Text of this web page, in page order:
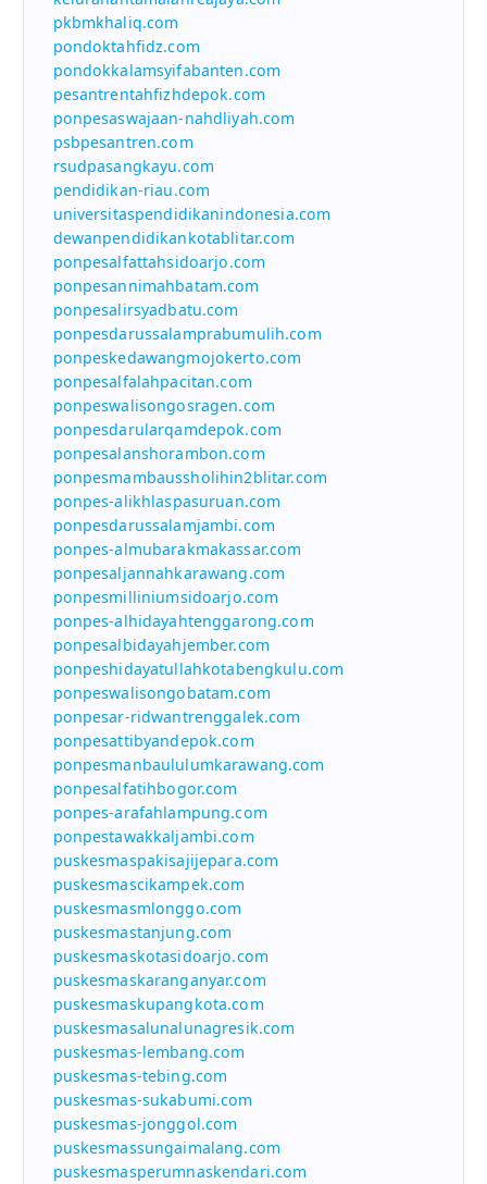
pkbmkhaliq.com
pondoktahfidz.com
pondokkalamsyifabanten.com
pesantrentahfizhdepok.com
ponpesaswajaan-nahdliyah.com
psbpesantren.com
rsudpasangkayu.com
pendidikan-riau.com
universitaspendidikanindonesia.com
dewanpendidikankotablitar.com
ponpesalfattahsidoarjo.com
ponpesannimahbatam.com
ponpesalirsyadbatu.com
ponpesdarussalamprabumulih.com
ponpeskedawangmojokerto.com
ponpesalfalahpacitan.com
ponpeswalisongosragen.com
ponpesdarularqamdepok.com
ponpesalanshorambon.com
ponpesmambaussholihin2blitar.com
ponpes-alikhlaspasuruan.com
ponpesdarussalamjambi.com
ponpes-almubarakmakassar.com
ponpesaljannahkarawang.com
ponpesmilliniumsidoarjo.com
ponpes-alhidayahtenggarong.com
ponpesalbidayahjember.com
ponpeshidayatullahkotabengkulu.com
ponpeswalisongobatam.com
ponpesar-ridwantrenggalek.com
ponpesattibyandepok.com
ponpesmanbaululumkarawang.com
ponpesalfatihbogor.com
ponpes-arafahlampung.com
ponpestawakkaljambi.com
puskesmaspakisajijepara.com
puskesmascikampek.com
puskesmasmlonggo.com
puskesmastanjung.com
puskesmaskotasidoarjo.com
puskesmaskaranganyar.com
puskesmaskupangkota.com
puskesmasalunalunagresik.com
puskesmas-lembang.com
puskesmas-tebing.com
puskesmas-sukabumi.com
puskesmas-jonggol.com
puskesmassungaimalang.com
puskesmasperumnaskendari.com